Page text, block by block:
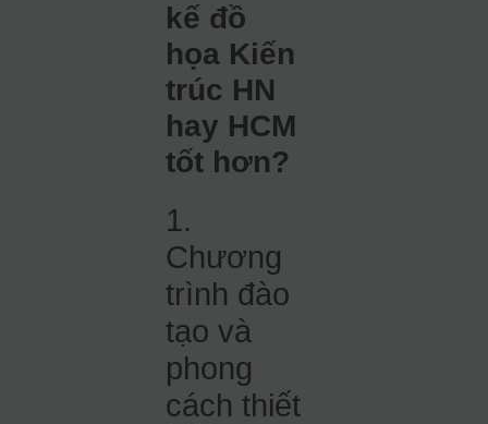
kế đồ
họa Kiến
trúc HN
hay HCM
tốt hơn?
1.
Chương
trình đào
tạo và
phong
cách thiết